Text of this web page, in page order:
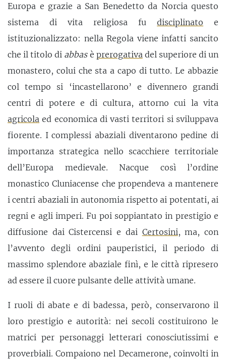
Europa e grazie a San Benedetto da Norcia questo
sistema di vita religiosa fu disciplinato e
istituzionalizzato: nella Regola viene infatti sancito
che il titolo di abbasè prerogativa del superiore di un
monastero, colui che sta a capo di tutto. Le abbazie
col tempo si ‘incastellarono’ e divennero grandi
centri di potere e di cultura, attorno cui la vita
agricola ed economica di vasti territori si sviluppava
fiorente. I complessi abaziali diventarono pedine di
importanza strategica nello scacchiere territoriale
dell’Europa medievale. Nacque così l’ordine
monastico Cluniacense che propendeva a mantenere
i centri abaziali in autonomia rispetto ai potentati, ai
regni e agli imperi. Fu poi soppiantato in prestigio e
diffusione dai Cistercensi e dai Certosini, ma, con
l’avvento degli ordini pauperistici, il periodo di
massimo splendore abaziale finì, e le città ripresero
ad essere il cuore pulsante delle attività umane.
I ruoli di abate e di badessa, però, conservarono il
loro prestigio e autorità: nei secoli costituirono le
matrici per personaggi letterari conosciutissimi e
proverbiali. Compaiono nel Decamerone, coinvolti in